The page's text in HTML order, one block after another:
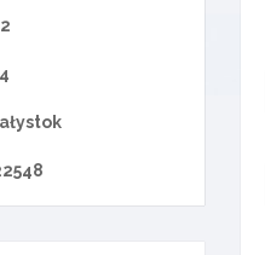
2
4